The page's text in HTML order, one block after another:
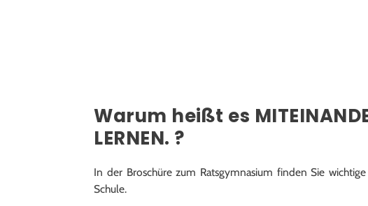
Warum heißt es
LERNEN. ?
In der Broschüre zum Ratsgymnasium finden Sie
Schule.